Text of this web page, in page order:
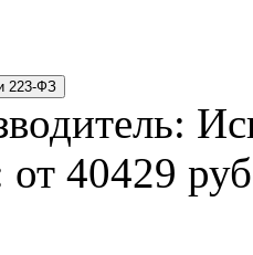
от 40429